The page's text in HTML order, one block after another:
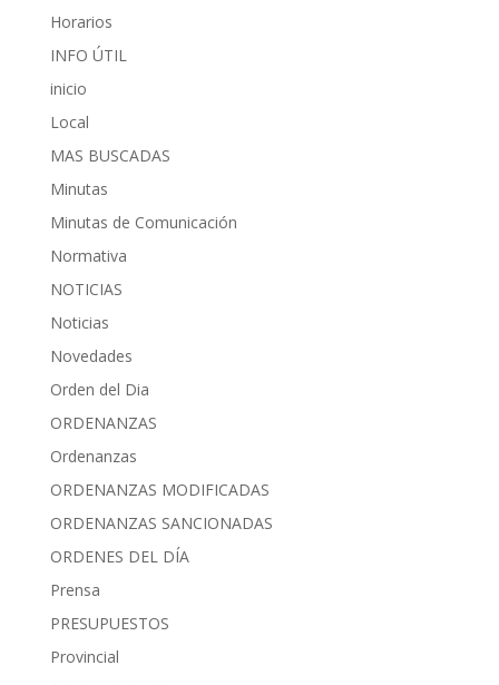
Horarios
INFO ÚTIL
inicio
Local
MAS BUSCADAS
Minutas
Minutas de Comunicación
Normativa
NOTICIAS
Noticias
Novedades
Orden del Dia
ORDENANZAS
Ordenanzas
ORDENANZAS MODIFICADAS
ORDENANZAS SANCIONADAS
ORDENES DEL DÍA
Prensa
PRESUPUESTOS
Provincial